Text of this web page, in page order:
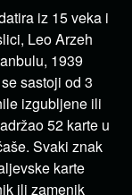
iz 15 veka i
Leo Arzeh
1939
sastoji od 3
izgubljene ili
52 karte u
Svaki znak
karte
ili zamenik